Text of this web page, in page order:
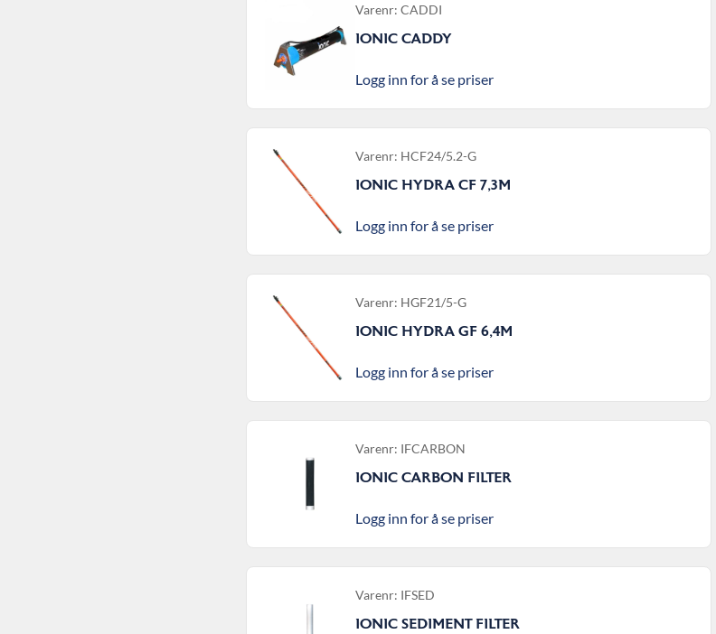
Varenr: CADDI
IONIC CADDY
Logg inn for å se priser
Varenr: HCF24/5.2-G
IONIC HYDRA CF 7,3M
Logg inn for å se priser
Varenr: HGF21/5-G
IONIC HYDRA GF 6,4M
Logg inn for å se priser
Varenr: IFCARBON
IONIC CARBON FILTER
Logg inn for å se priser
Varenr: IFSED
IONIC SEDIMENT FILTER